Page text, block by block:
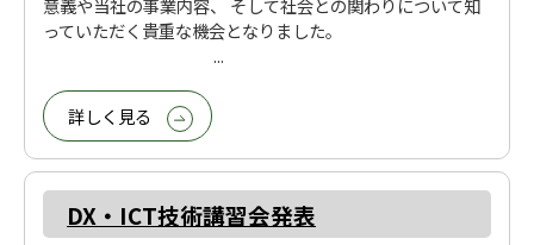
意義や当社の事業内容、 そして社会との関わりについて知
っていただく貴重な機会となりました。
...
詳しく見る
DX・ICT技術講習会発表